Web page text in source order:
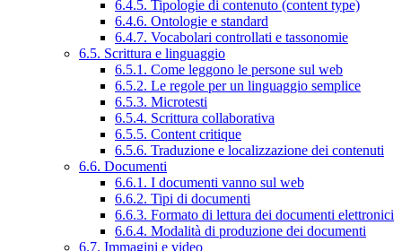
6.4.5. Tipologie di contenuto (content type)
6.4.6. Ontologie e standard
6.4.7. Vocabolari controllati e tassonomie
6.5. Scrittura e linguaggio
6.5.1. Come leggono le persone sul web
6.5.2. Le regole per un linguaggio semplice
6.5.3. Microtesti
6.5.4. Scrittura collaborativa
6.5.5. Content critique
6.5.6. Traduzione e localizzazione dei contenuti
6.6. Documenti
6.6.1. I documenti vanno sul web
6.6.2. Tipi di documenti
6.6.3. Formato di lettura dei documenti elettronici
6.6.4. Modalità di produzione dei documenti
6.7. Immagini e video